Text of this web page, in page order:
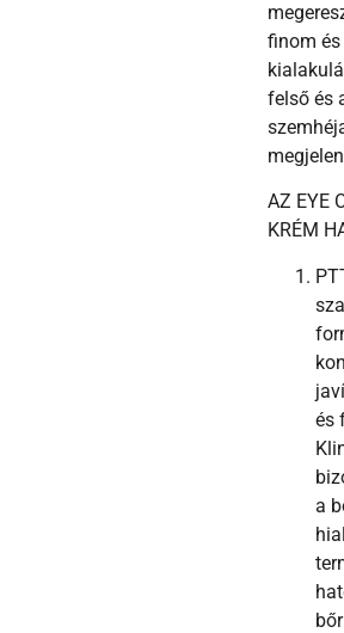
finom
felső és
AZ EYE
KRÉM
és
a